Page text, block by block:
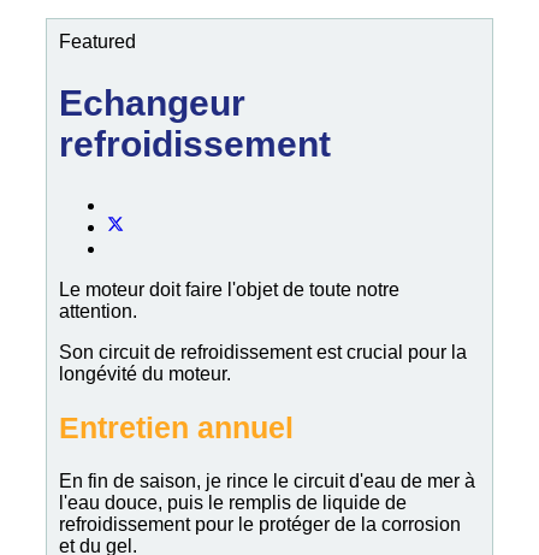
Featured
Echangeur
refroidissement
Le moteur doit faire l'objet de toute notre
attention.
Son circuit de refroidissement est crucial pour la
longévité du moteur.
Entretien annuel
En fin de saison, je rince le circuit d'eau de mer à
l'eau douce, puis le remplis de liquide de
refroidissement pour le protéger de la corrosion
et du gel.